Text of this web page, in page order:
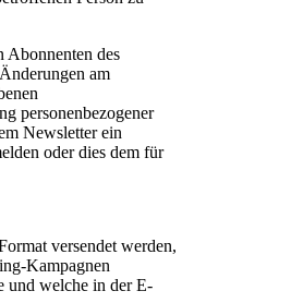
Abonnenten des
am
personenbezogener
Newsletter ein
oder dies dem für
versendet werden,
Kampagnen
und welche in der E-